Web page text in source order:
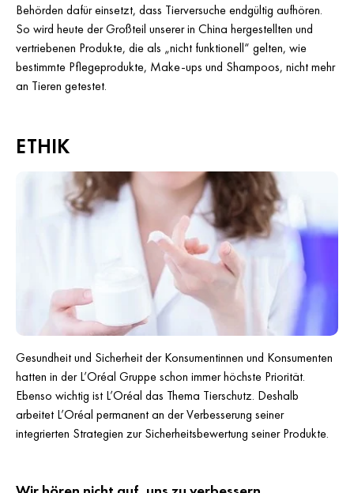
Behörden dafür einsetzt, dass Tierversuche endgültig aufhören.
So wird heute der Großteil unserer in China hergestellten und
vertriebenen Produkte, die als „nicht funktionell“ gelten, wie
bestimmte Pflegeprodukte, Make-ups und Shampoos, nicht mehr
an Tieren getestet.
ETHIK
Gesundheit und Sicherheit der Konsumentinnen und Konsumenten
hatten in der L’Oréal Gruppe schon immer höchste Priorität.
Ebenso wichtig ist L’Oréal das Thema Tierschutz. Deshalb
arbeitet L’Oréal permanent an der Verbesserung seiner
integrierten Strategien zur Sicherheitsbewertung seiner Produkte.